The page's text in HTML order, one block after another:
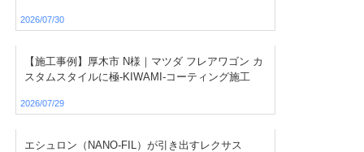
2026/07/30
【施工事例】厚木市 N様｜マツダ フレアワゴン カ
スタムスタイルに極-KIWAMI-コーティング施工
2026/07/29
エシュロン（NANO-FIL）が引き出すレクサス